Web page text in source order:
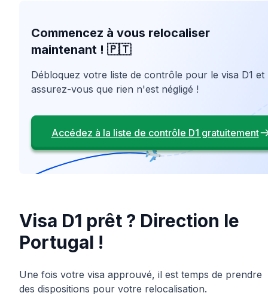
Commencez à vous relocaliser
maintenant ! 🇵🇹
Débloquez votre liste de contrôle pour le visa D1 et
assurez-vous que rien n'est négligé !
Accédez à la liste de contrôle D1 gratuitement
Visa D1 prêt ? Direction le
Portugal !
Une fois votre visa approuvé, il est temps de prendre
des dispositions pour votre relocalisation.